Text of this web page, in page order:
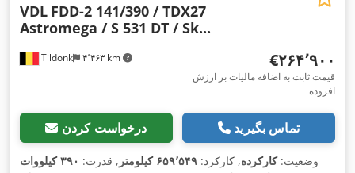
Tildonk ۴٬۴۶۳ km
VDL FDD-2 141/390 / TDX27
Astromega / S 531 DT / Sk...
‎€۲۶۴٬۹۰۰
قیمت ثابت به اضافه مالیات بر ارزش
افزوده
درخواست کردن تماس بگیرید
وضعیت:کارکرده, کارکرد: ۶۵۹٬۵۴۹ کیلومتر , قدرت:
۳۹۰ کیلووات